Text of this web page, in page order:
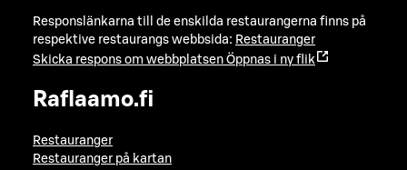
Responslänkarna till de enskilda restaurangerna finns på
respektive restaurangs webbsida: Restauranger
Skicka respons om webbplatsen Öppnas i ny flik
Raflaamo.fi
Restauranger
Restauranger på kartan